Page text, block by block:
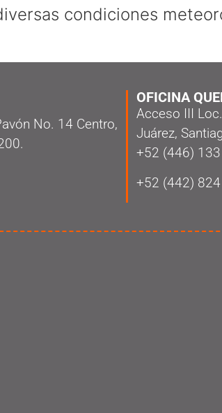
condiciones
No. 14 Centro,
OFICINA
Acceso III
Juárez,
‭+52 (446)
+52 (442)